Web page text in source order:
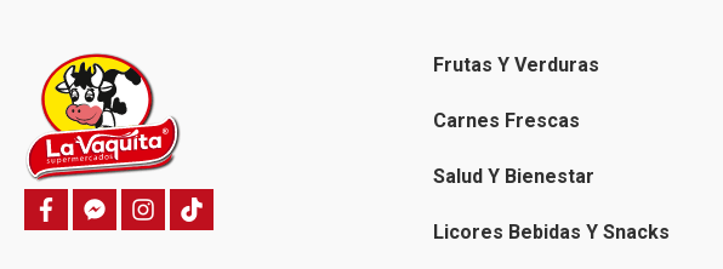
f
a
f
a
i
n
T
i
Frutas Y Verduras
Carnes Frescas
Salud Y Bienestar
Licores Bebidas Y Snacks